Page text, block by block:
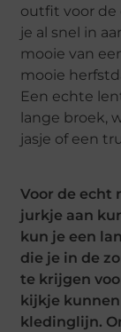
outfit voor de
je al snel in
mooie van
mooie
Een echte
lange broek,
jasje of een
Voor de echt
jurkje aan
kun je een
die je in de
te krijgen
kijkje
kledinglijn.